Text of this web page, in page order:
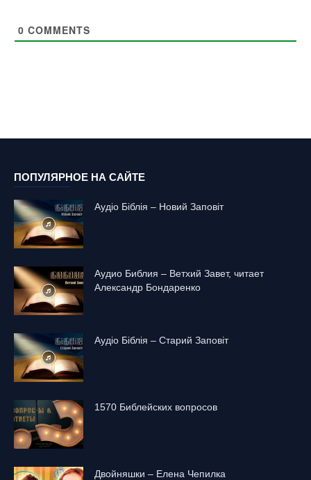
0 COMMENTS
ПОПУЛЯРНОЕ НА САЙТЕ
Аудіо Біблія – Новий Заповіт
Аудио Библия – Ветхий Завет, читает
Александр Бондаренко
Аудіо Біблія – Старий Заповіт
1570 Библейских вопросов
Двойняшки – Елена Чепилка